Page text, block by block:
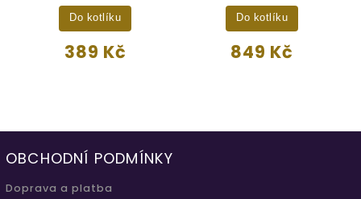
389 Kč
Do kotlíku
849 Kč
Do kotlíku
OBCHODNÍ PODMÍNKY
Doprava a platba